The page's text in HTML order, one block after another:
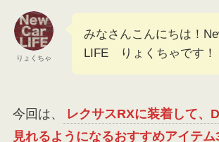
りょくちゃ
みなさんこんにちは！
LIFE りょくちゃです！
今回は、
レクサスRXに装着して、
見れるようになるおすすめアイテム